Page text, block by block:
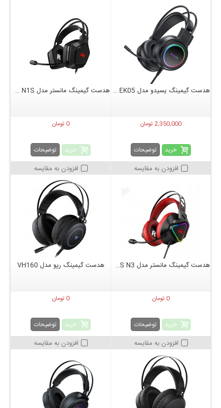
هدست گیمینگ یسیدو مدل YESIDO EK05
2,350,000 تومان
خرید توضیحات
افزودن به مقایسه
هدست گیمینگ مانستر مدل AIRMARS N1S
0 تومان
خرید توضیحات
افزودن به مقایسه
هدست گیمینگ مانستر مدل AIRMARS N3
0 تومان
خرید توضیحات
افزودن به مقایسه
هدست گیمینگ رپو مدل VH160
0 تومان
خرید توضیحات
افزودن به مقایسه